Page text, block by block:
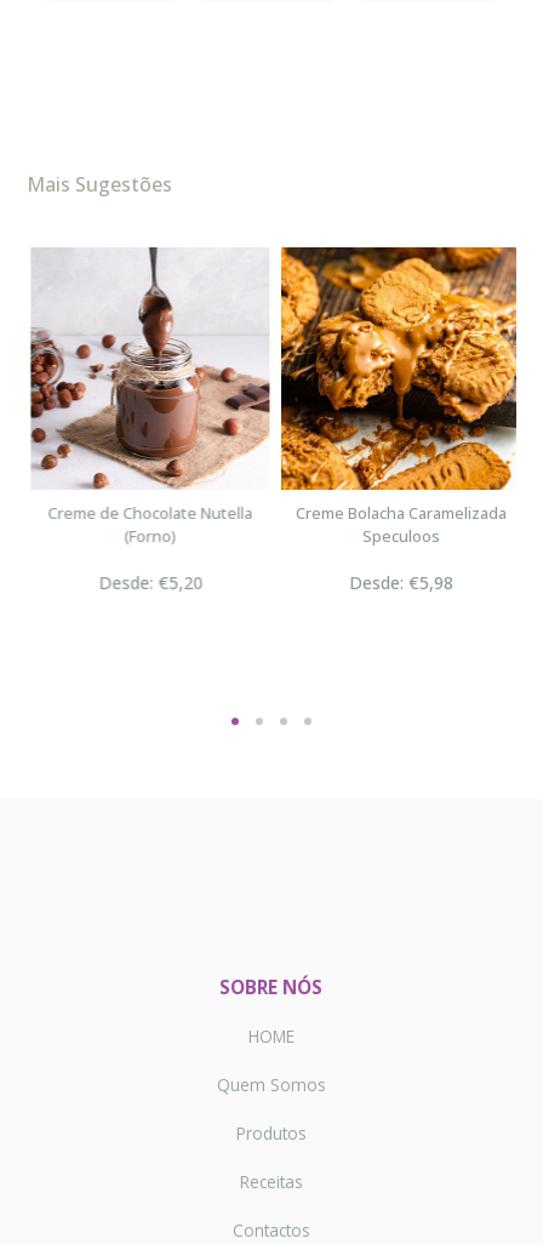
Mais Sugestões
Creme de Chocolate Nutella
(Forno)
Desde: €5,20
Creme Bolacha Caramelizada
Speculoos
Desde: €5,98
SOBRE NÓS
HOME
Quem Somos
Produtos
Receitas
Contactos